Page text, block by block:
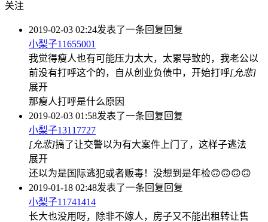
关注
2019-02-03 02:24发表了一条回复回复
小梨子11655001
我觉得瘦人也有可能压力太大，太累导致的，我老公以
前没有打呼这个的，自从创业负债中，开始打呼[允悲]
展开
那瘦人打呼是什么原因
2019-02-03 01:58发表了一条回复回复
小梨子13117727
[允悲]搞了让交警以为有大案件上门了，这样子逃法
展开
还以为是国际逃犯或者贩毒！没想到是年检🙃🙃🙃🙃
2019-01-18 02:48发表了一条回复回复
小梨子11741414
长大也没用呀，除非不嫁人，房子又不能出租转让售